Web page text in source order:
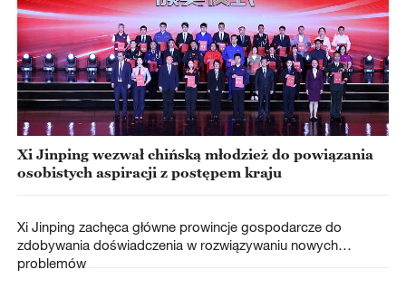
Xi Jinping wezwał chińską młodzież do powiązania
osobistych aspiracji z postępem kraju
Xi Jinping zachęca główne prowincje gospodarcze do
zdobywania doświadczenia w rozwiązywaniu nowych
problemów